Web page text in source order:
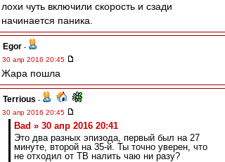
лохи чуть включили скорость и сзади
начинается паника.
Egor -
30 апр 2016 20:45
Жара пошла
Terrious -
30 апр 2016 20:45
Bad » 30 апр 2016 20:41
Это два разных эпизода, первый был на 27
минуте, второй на 35-й. Ты точно уверен, что
не отходил от ТВ налить чаю ни разу?